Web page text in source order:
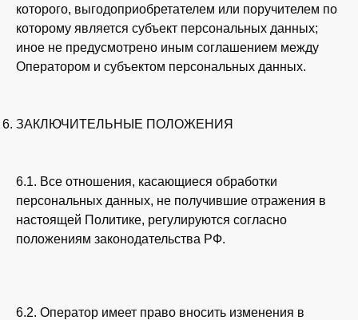
которого, выгодоприобретателем или поручителем по
которому является субъект персональных данных;
иное не предусмотрено иным соглашением между
Оператором и субъектом персональных данных.
ЗАКЛЮЧИТЕЛЬНЫЕ ПОЛОЖЕНИЯ
6.1. Все отношения, касающиеся обработки
персональных данных, не получившие отражения в
настоящей Политике, регулируются согласно
положениям законодательства РФ.
6.2. Оператор имеет право вносить изменения в